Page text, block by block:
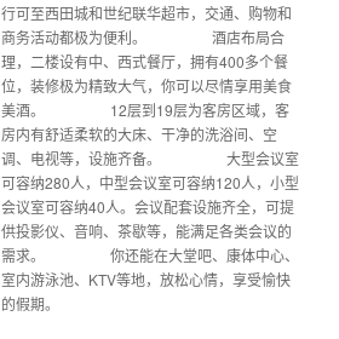
行可至西田城和世纪联华超市，交通、购物和
商务活动都极为便利。 酒店布局合
理，二楼设有中、西式餐厅，拥有400多个餐
位，装修极为精致大气，你可以尽情享用美食
美酒。 12层到19层为客房区域，客
房内有舒适柔软的大床、干净的洗浴间、空
调、电视等，设施齐备。 大型会议室
可容纳280人，中型会议室可容纳120人，小型
会议室可容纳40人。会议配套设施齐全，可提
供投影仪、音响、茶歇等，能满足各类会议的
需求。 你还能在大堂吧、康体中心、
室内游泳池、KTV等地，放松心情，享受愉快
的假期。